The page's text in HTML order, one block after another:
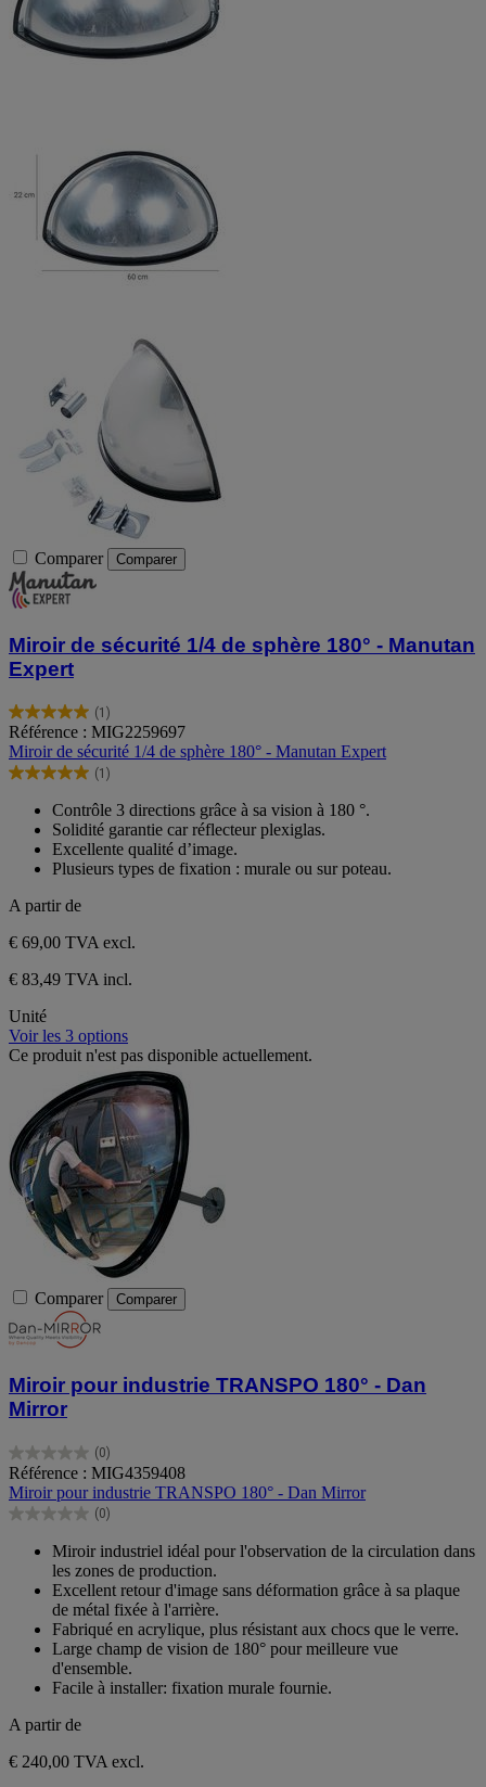
Comparer Comparer
Miroir de sécurité 1/4 de sphère 180° - Manutan
Expert
(1)
5.0
sur
5
étoiles.
avis
Référence : MIG2259697
Miroir de sécurité 1/4 de sphère 180° - Manutan Expert
(1)
5.0
étoiles.
Contrôle 3 directions grâce à sa vision à 180 °.
Solidité garantie car réflecteur plexiglas.
Excellente qualité d’image.
Plusieurs types de fixation : murale ou sur poteau.
A partir de
€ 69,00 TVA excl.
€ 83,49 TVA incl.
Unité
Voir les 3 options
Ce produit n'est pas disponible actuellement.
Comparer Comparer
Miroir pour industrie TRANSPO 180° - Dan
Mirror
(0)
0.0
sur
5
étoiles.
Référence : MIG4359408
Miroir pour industrie TRANSPO 180° - Dan Mirror
(0)
0.0
étoiles.
Miroir industriel idéal pour l'observation de la circulation dans
les zones de production.
Excellent retour d'image sans déformation grâce à sa plaque
de métal fixée à l'arrière.
Fabriqué en acrylique, plus résistant aux chocs que le verre.
Large champ de vision de 180° pour meilleure vue
d'ensemble.
Facile à installer: fixation murale fournie.
A partir de
€ 240,00 TVA excl.